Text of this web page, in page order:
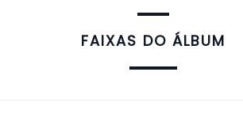
FAIXAS DO ÁLBUM